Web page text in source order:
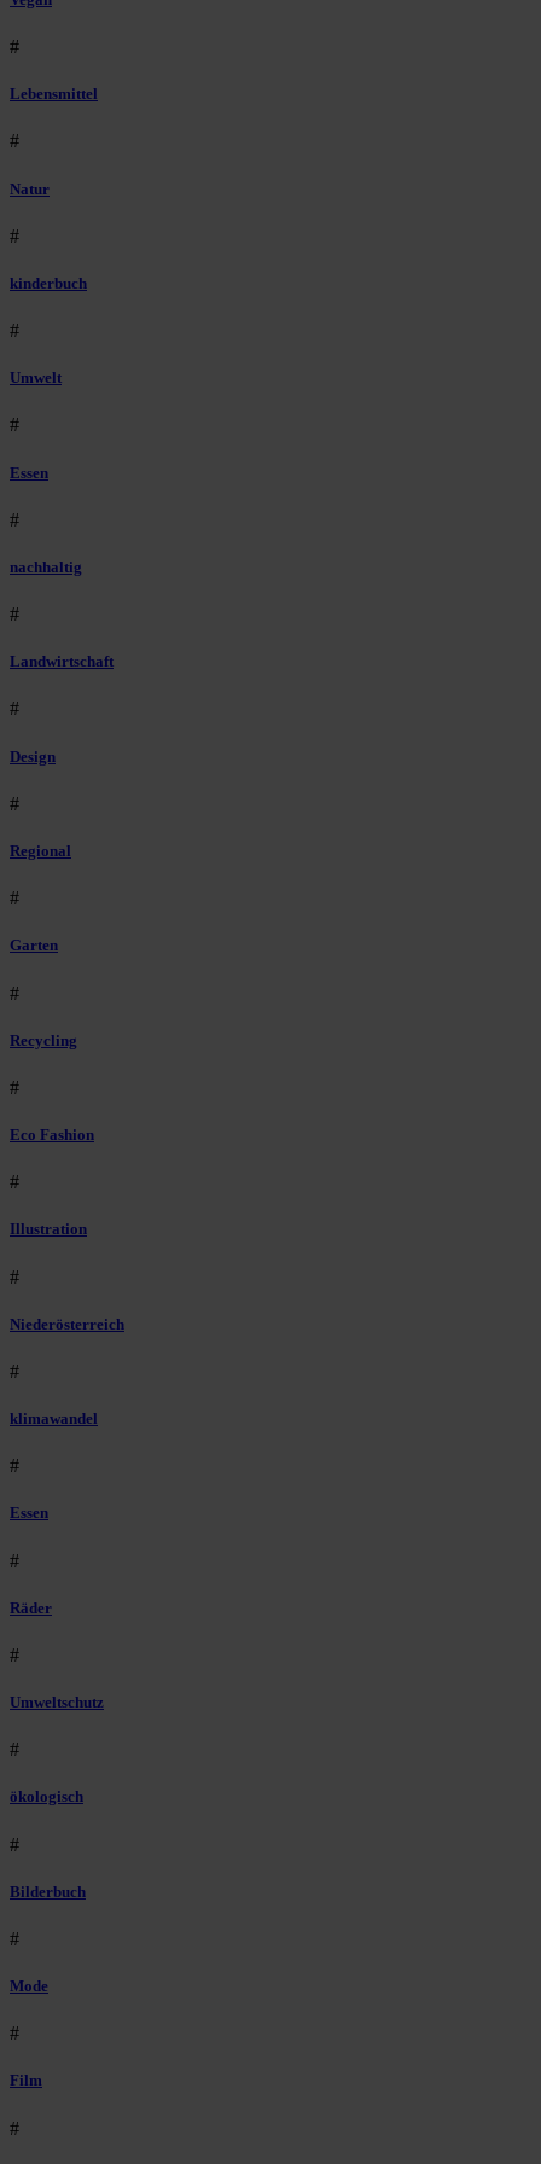
#
Lebensmittel
#
Natur
#
kinderbuch
#
Umwelt
#
Essen
#
nachhaltig
#
Landwirtschaft
#
Design
#
Regional
#
Garten
#
Recycling
#
Eco Fashion
#
Illustration
#
Niederösterreich
#
klimawandel
#
Essen
#
Räder
#
Umweltschutz
#
ökologisch
#
Bilderbuch
#
Mode
#
Film
#